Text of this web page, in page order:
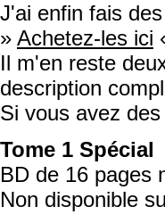
J'ai enfin fais
» Achetez-les ici
Il m'en reste
description
Si vous avez
Tome 1 Spécial
BD de 16 pages
Non disponible